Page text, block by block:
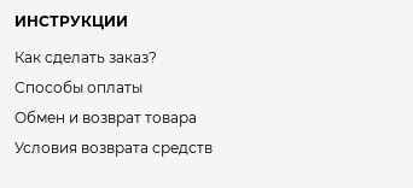
ИНСТРУКЦИИ
Как сделать заказ?
Способы оплаты
Обмен и возврат товара
Условия возврата средств